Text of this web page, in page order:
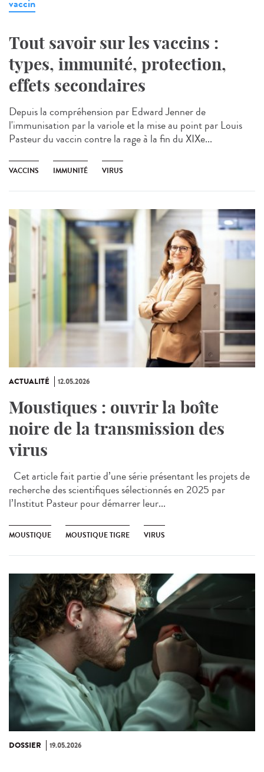
vaccin
Tout savoir sur les vaccins :
types, immunité, protection,
effets secondaires
Depuis la compréhension par Edward Jenner de
l'immunisation par la variole et la mise au point par Louis
Pasteur du vaccin contre la rage à la fin du XIXe...
VACCINS IMMUNITÉ VIRUS
ACTUALITÉ 12.05.2026
Moustiques : ouvrir la boîte
noire de la transmission des
virus
Cet article fait partie d’une série présentant les projets de
recherche des scientifiques sélectionnés en 2025 par
l’Institut Pasteur pour démarrer leur...
MOUSTIQUE MOUSTIQUE TIGRE VIRUS
DOSSIER 19.05.2026